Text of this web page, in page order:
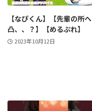
【なぴくん】【先輩の所へ
凸、、？】【めるぷれ】
2023年10月12日